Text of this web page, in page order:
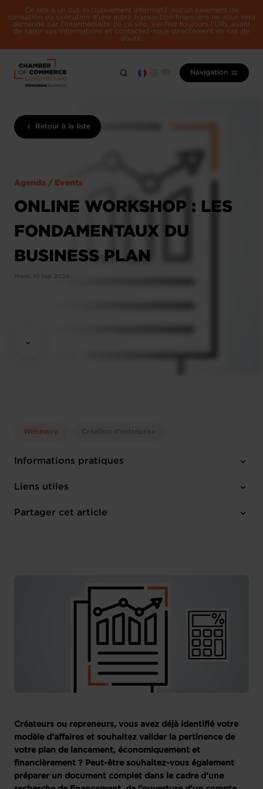
Ce site a un but exclusivement informatif. Aucun paiement de
cotisation ou exécution d'une autre transaction financière ne vous sera
demandé par l'intermédiaire de ce site. Vérifiez toujours l'URL avant
de saisir vos informations et contactez-nous directement en cas de
doute.
Navigation
Retour à la liste
Agenda / Events
ONLINE WORKSHOP : LES
FONDAMENTAUX DU
BUSINESS PLAN
Mardi 10 Sep 2024
Webinaire Création d'entreprise
Informations pratiques
Mardi 10 Sep 2024
Online Workshop
Liens utiles
M'inscrire
Partager cet article
Créateurs ou repreneurs, vous avez déjà identifié votre
modèle d’affaires et souhaitez valider la pertinence de
votre plan de lancement, économiquement et
financièrement ? Peut-être souhaitez-vous également
préparer un document complet dans le cadre d’une